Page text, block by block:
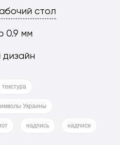
стол
0.9 мм
текстура
Украины
надпись надписи